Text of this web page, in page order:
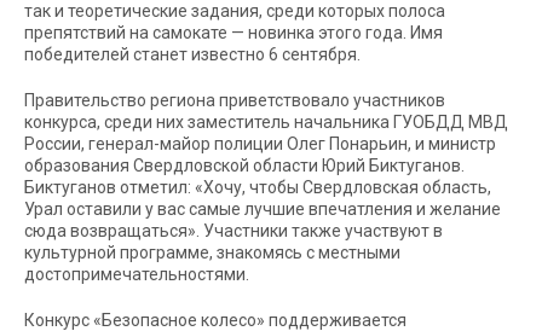
так и теоретические задания, среди которых полоса
препятствий на самокате — новинка этого года. Имя
победителей станет известно 6 сентября.
Правительство региона приветствовало участников
конкурса, среди них заместитель начальника ГУОБДД МВД
России, генерал-майор полиции Олег Понарьин, и министр
образования Свердловской области Юрий Биктуганов.
Биктуганов отметил: «Хочу, чтобы Свердловская область,
Урал оставили у вас самые лучшие впечатления и желание
сюда возвращаться». Участники также участвуют в
культурной программе, знакомясь с местными
достопримечательностями.
Конкурс «Безопасное колесо» поддерживается